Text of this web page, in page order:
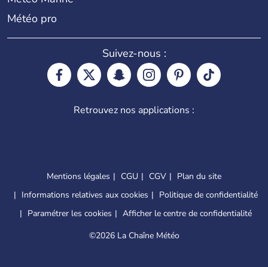
Météo pro
Suivez-nous :
Retrouvez nos applications :
Mentions légales CGU CGV
Plan du site
Informations relatives aux cookies
Politique de confidentialité
Paramétrer les cookies
Afficher le centre de confidentialité
©2026 La Chaîne Météo